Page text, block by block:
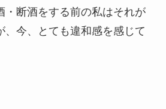
・断酒をする前の私はそれが
、今、とても違和感を感じて